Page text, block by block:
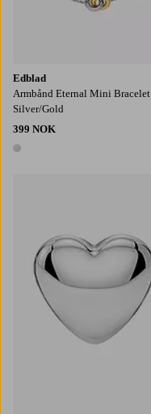
Edblad
Armbånd Eternal Mini Bracelet
Silver/Gold
399 NOK
1 farge